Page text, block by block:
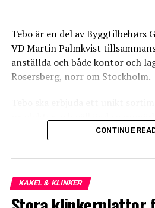
0 0
0
Tebo är en del av Byggtilbehørs
VD Martin Palmkvist
anställda och både kontor och
Rosersberg, norr om Stockholm.
industri. Sortimentet,
återförsäljare som konsument.
Vårt mål är att alltid leverera
styrkor ligger i en innovativ
CONTINUE
KAKEL & KLINKER